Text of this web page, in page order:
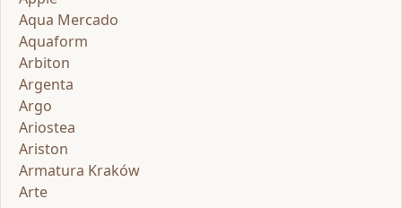
Aqua Mercado
Aquaform
Arbiton
Argenta
Argo
Ariostea
Ariston
Armatura Kraków
Arte